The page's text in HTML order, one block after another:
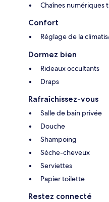
Chaînes numériques
Confort
Réglage de la
Dormez bien
Rideaux occultants
Draps
Rafraîchissez-vous
Salle de bain privée
Douche
Shampoing
Sèche-cheveux
Serviettes
Papier toilette
Restez connecté